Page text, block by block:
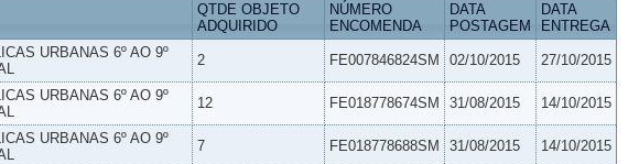
QTDE OBJETO
ADQUIRIDO
NÚMERO
ENCOMENDA
DATA
POSTAGEM
DATA
ENTREGA
URBANAS 6º AO 9º
2 FE007846824SM 02/10/2015 27/10/2015
URBANAS 6º AO 9º
12 FE018778674SM 31/08/2015 14/10/2015
URBANAS 6º AO 9º
7 FE018778688SM 31/08/2015 14/10/2015